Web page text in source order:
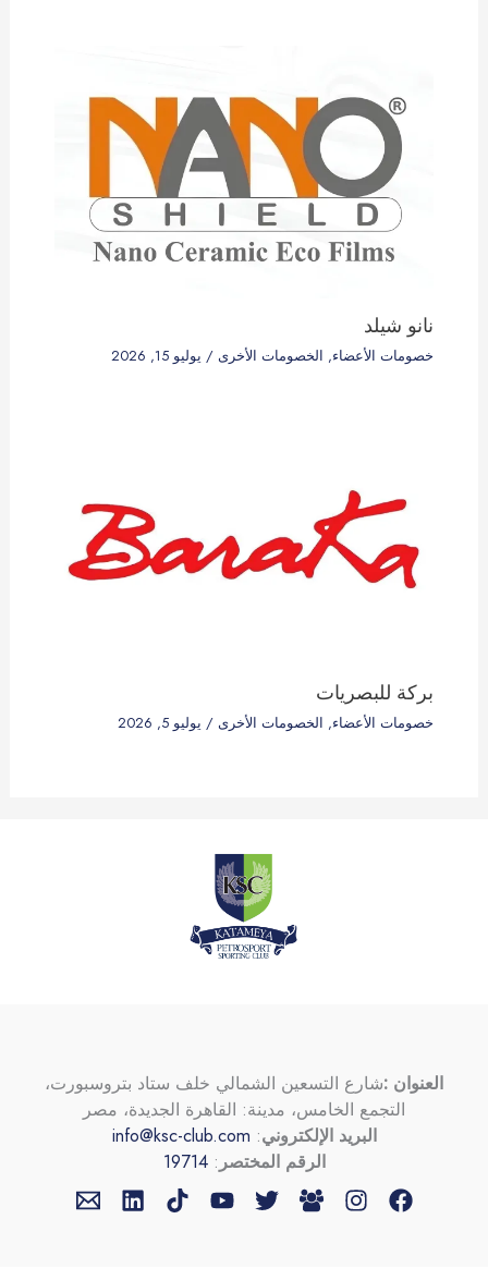
نانو شيلد
خصومات الأعضاء, الخصومات الأخرى/ يوليو 15, 2026
بركة للبصريات
خصومات الأعضاء, الخصومات الأخرى/ يوليو 5, 2026
العنوان :شارع التسعين الشمالي خلف ستاد بتروسبورت،
التجمع الخامس، مدينة: القاهرة الجديدة، مصر
البريد الإلكتروني:
info@ksc-club.com
الرقم المختصر :
19714